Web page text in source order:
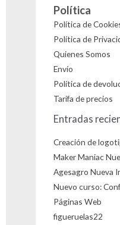
Política
Política de
Política de
Quienes Somos
Envío
Política de
Tarifa de precios
Entradas
Creación de
Maker Maniac
Agesagro Nueva
Nuevo curso:
Páginas Web
figueruelas22